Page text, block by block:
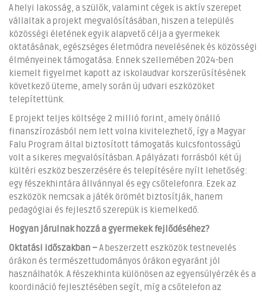
A helyi lakosság, a szülők, valamint cégek is aktív szerepet
vállaltak a projekt megvalósításában, hiszen a település
közösségi életének egyik alapvető célja a gyermekek
oktatásának, egészséges életmódra nevelésének és közösségi
élményeinek támogatása. Ennek szellemében 2024-ben
kiemelt figyelmet kapott az iskolaudvar korszerűsítésének
következő üteme, amely során új udvari eszközöket
telepítettünk.
E projekt teljes költsége 2 millió forint, amely önálló
finanszírozásból nem lett volna kivitelezhető, így a Magyar
Falu Program által biztosított támogatás kulcsfontosságú
volt a sikeres megvalósításban. A pályázati forrásból két új
kültéri eszköz beszerzésére és telepítésére nyílt lehetőség:
egy fészekhintára állvánnyal és egy csőtelefonra. Ezek az
eszközök nemcsak a játék örömét biztosítják, hanem
pedagógiai és fejlesztő szerepük is kiemelkedő.
Hogyan járulnak hozzá a gyermekek fejlődéséhez?
Oktatási időszakban –A beszerzett eszközök testnevelés
órákon és természettudományos órákon egyaránt jól
használhatók. A fészekhinta különösen az egyensúlyérzék és a
koordináció fejlesztésében segít, míg a csőtelefon az